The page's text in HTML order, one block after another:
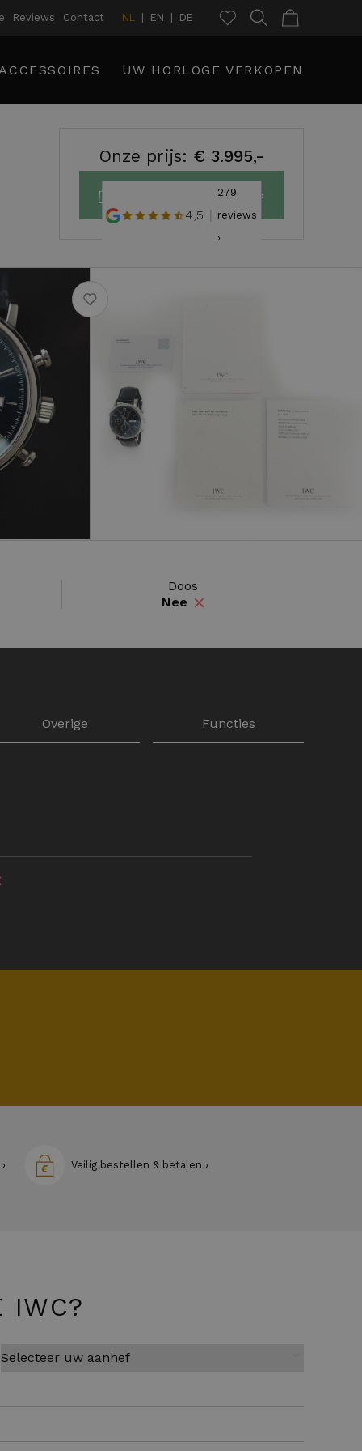
Reviews Contact NL EN DE
ACCESSOIRES UW HORLOGE VERKOPEN
Onze prijs: € 3.995,-
Plaats in winkelmand ›
4,5
279
reviews
›
Doos
Nee
Overige Functies
Veilig bestellen & betalen ›
IWC?